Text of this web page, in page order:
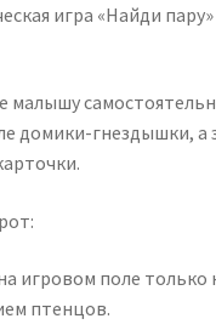
игра «Найди
малышу
домики-гнездышки, а
игровом поле только
птенцов.